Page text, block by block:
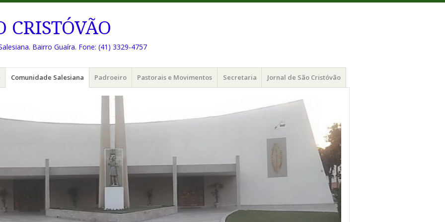
CRISTÓVÃO
Bairro Guaíra. Fone: (41) 3329-4757
Comunidade Salesiana Padroeiro Pastorais e Movimentos Secretaria Jornal de São Cristóvão